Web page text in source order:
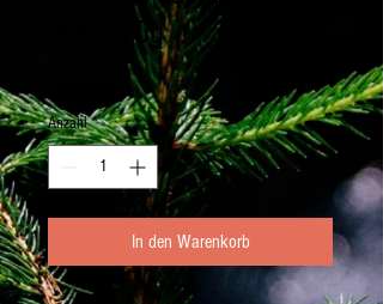
métal 70g
Anzahl *
In den Warenkorb